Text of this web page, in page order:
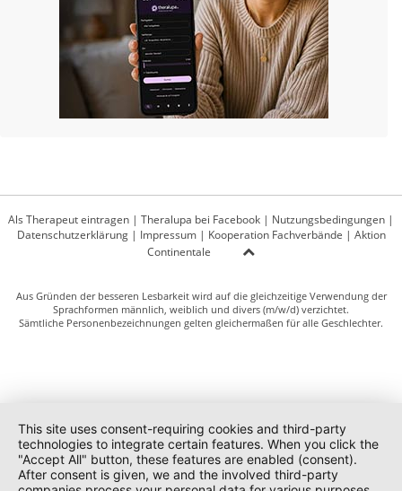
Als Therapeut eintragen | Theralupa bei Facebook | Nutzungsbedingungen |
Datenschutzerklärung| Impressum| Kooperation Fachverbände | Aktion
Continentale
Aus Gründen der besseren Lesbarkeit wird auf die gleichzeitige Verwendung der
Sprachformen männlich, weiblich und divers (m/w/d) verzichtet.
Sämtliche Personenbezeichnungen gelten gleichermaßen für alle Geschlechter.
This site uses consent-requiring cookies and third-party
technologies to integrate certain features. When you click the
"Accept All" button, these features are enabled (consent).
After consent is given, we and the involved third-party